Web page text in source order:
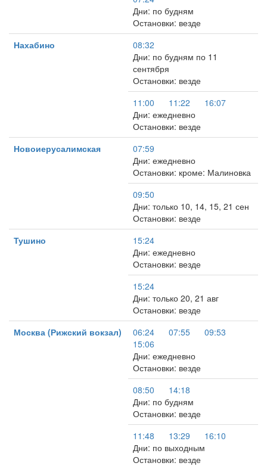
Дни: по будням
Остановки: везде
Нахабино
08:32
Дни: по будням по 11
сентября
Остановки: везде
11:00
11:22
16:07
Дни: ежедневно
Остановки: везде
Новоиерусалимская
07:59
Дни: ежедневно
Остановки: кроме: Малиновка
09:50
Дни: только 10, 14, 15, 21 сен
Остановки: везде
Тушино
15:24
Дни: ежедневно
Остановки: везде
15:24
Дни: только 20, 21 авг
Остановки: везде
Москва (Рижский вокзал)
06:24 07:55
09:53
15:06
Дни: ежедневно
Остановки: везде
08:50
14:18
Дни: по будням
Остановки: везде
11:48
13:29
16:10
Дни: по выходным
Остановки: везде